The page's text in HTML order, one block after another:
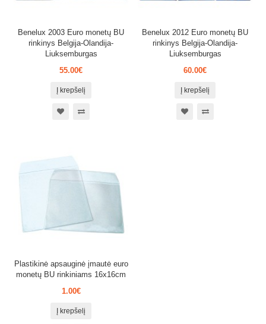
Benelux 2003 Euro monetų BU
rinkinys Belgija-Olandija-
Liuksemburgas
55.00€
Į krepšelį
Benelux 2012 Euro monetų BU
rinkinys Belgija-Olandija-
Liuksemburgas
60.00€
Į krepšelį
Plastikinė apsauginė įmautė euro
monetų BU rinkiniams 16x16cm
1.00€
Į krepšelį